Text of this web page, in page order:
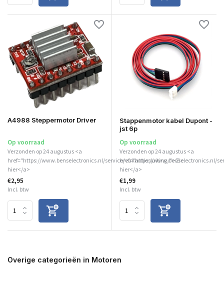
A4988 Steppermotor Driver
Op voorraad
Verzonden op 24 augustus <a
href="https://www.benselectronics.nl/service/vakantiesluiting/">Zie
hier</a>
€2,95
Incl. btw
Stappenmotor kabel Dupont -
jst 6p
Op voorraad
Verzonden op 24 augustus <a
href="https://www.benselectronics.nl/
hier</a>
€1,99
Incl. btw
Overige categorieën in Motoren